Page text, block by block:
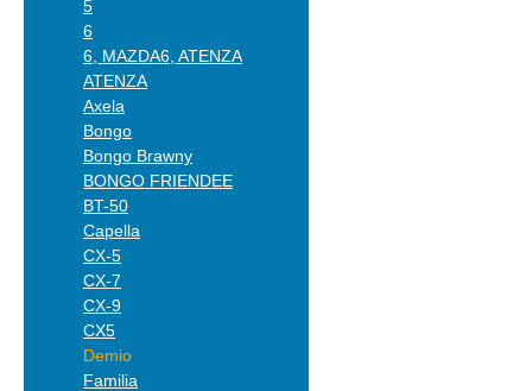
5
6
6, MAZDA6, ATENZA
ATENZA
Axela
Bongo
Bongo Brawny
BONGO FRIENDEE
BT-50
Capella
CX-5
CX-7
CX-9
CX5
Demio
Familia